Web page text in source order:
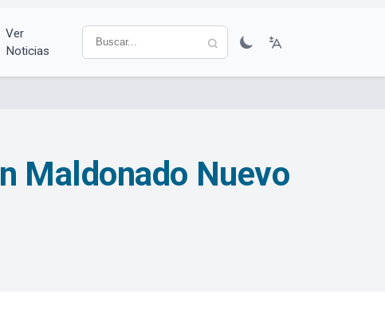
Ver
Noticias
Maldonado Nuevo